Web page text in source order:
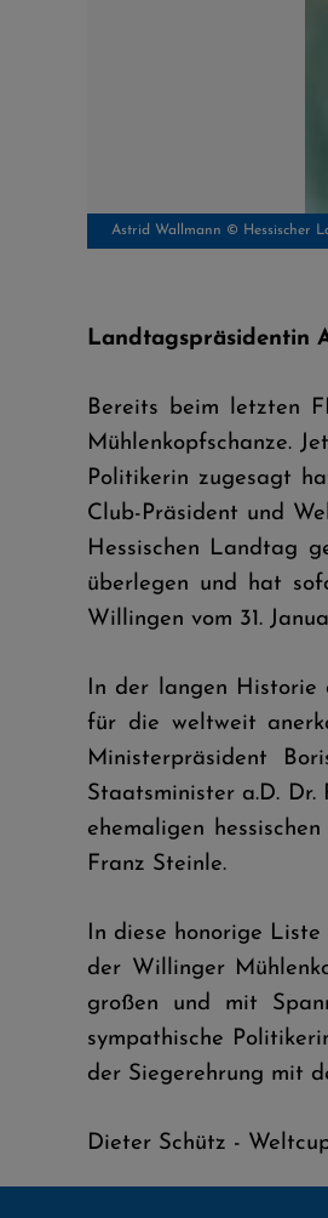
J.Hensel - A.Wallmann - J.Kesper
Landtagspräsidentin
Bereits beim letzten
Mühlenkopfschanze.
Politikerin zugesagt
Club-Präsident und
Hessischen Landtag
überlegen und hat
Willingen vom 31.
In der langen Historie
für die weltweit
Ministerpräsident
Staatsminister a.D.
ehemaligen
Franz Steinle.
In diese honorige
der Willinger
großen und mit
sympathische
der Siegerehrung mit
Dieter Schütz -